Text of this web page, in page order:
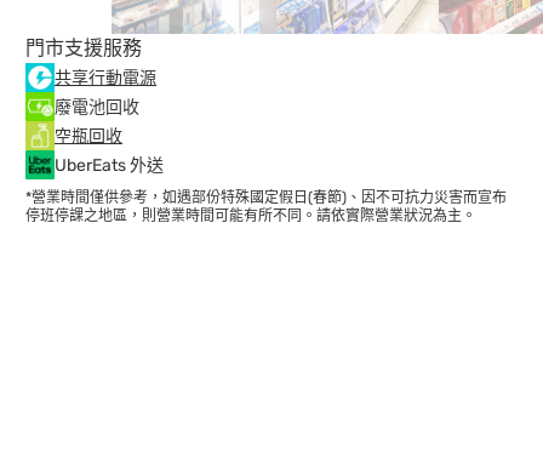
門市支援服務
共享行動電源
廢電池回收
空瓶回收
UberEats 外送
*營業時間僅供參考，如遇部份特殊國定假日(春節)、因不可抗力災害而宣布
停班停課之地區，則營業時間可能有所不同。請依實際營業狀況為主。